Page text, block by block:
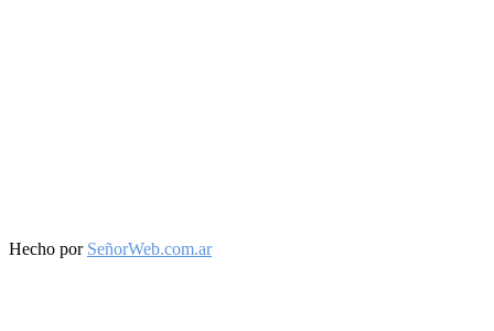
Facebook
Twitter
Instagram
Youtube
Hecho por SeñorWeb.com.ar